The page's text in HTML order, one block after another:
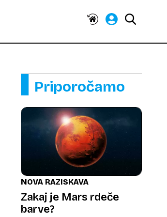
Priporočamo
NOVA RAZISKAVA
Zakaj je Mars rdeče
barve?